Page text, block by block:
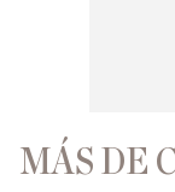
MÁS DE